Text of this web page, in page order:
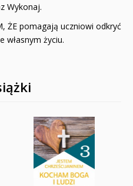
Wykonaj.
ŻE pomagają uczniowi odkryć
własnym życiu.